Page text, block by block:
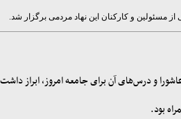
مسئولین و کارکنان این نهاد مردمی برگزار شد.
و درس‌های آن برای جامعه امروز، ابراز
بود.